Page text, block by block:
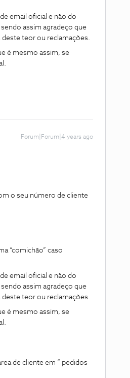
email oficial e não do
assim agradeço que
deste teor ou reclamações.
é mesmo assim, se
Forum|Forum|4 years ago
o seu número de cliente
“comichão” caso
email oficial e não do
assim agradeço que
deste teor ou reclamações.
é mesmo assim, se
de cliente em “ pedidos